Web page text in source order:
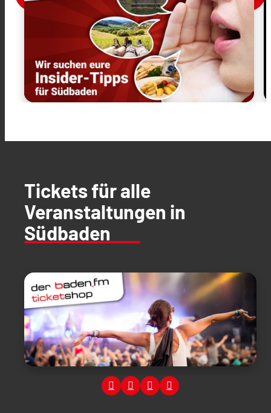
Tickets für alle
Veranstaltungen in
Südbaden